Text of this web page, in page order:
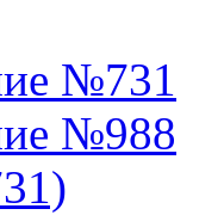
№731
№988